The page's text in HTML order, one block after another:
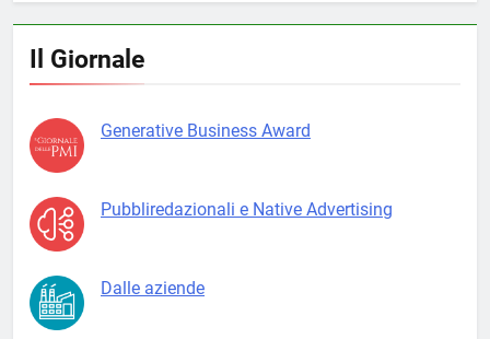
Il Giornale
Generative Business Award
Pubbliredazionali e Native Advertising
Dalle aziende